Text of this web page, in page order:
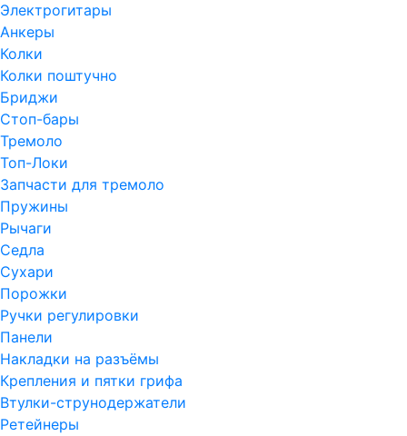
Электрогитары
Анкеры
Колки
Колки поштучно
Бриджи
Стоп-бары
Тремоло
Топ-Локи
Запчасти для тремоло
Пружины
Рычаги
Седла
Сухари
Порожки
Ручки регулировки
Панели
Накладки на разъёмы
Крепления и пятки грифа
Втулки-струнодержатели
Ретейнеры